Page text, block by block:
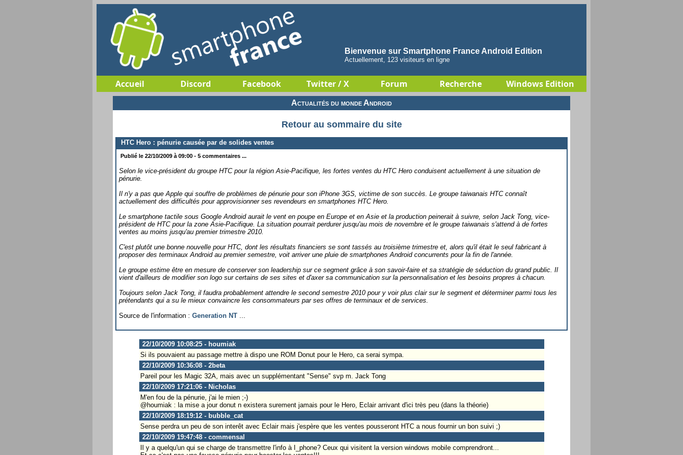
Bienvenue sur Smartphone France Android Edition
Actuellement, 123 visiteurs en ligne
Accueil Discord Facebook Twitter / X Forum Recherche Windows Edition
Actualités du monde Android
Retour au sommaire du site
HTC Hero : pénurie causée par de solides ventes
Publié le 22/10/2009 à 09:00 - 5 commentaires ...
Selon le vice-président du groupe HTC pour la région Asie-Pacifique, les fortes ventes du HTC Hero conduisent actuellement à une situation de
pénurie.
Il n'y a pas que Apple qui souffre de problèmes de pénurie pour son iPhone 3GS, victime de son succès. Le groupe taiwanais HTC connaît
actuellement des difficultés pour approvisionner ses revendeurs en smartphones HTC Hero.
Le smartphone tactile sous Google Android aurait le vent en poupe en Europe et en Asie et la production peinerait à suivre, selon Jack Tong, vice-
président de HTC pour la zone Asie-Pacifique. La situation pourrait perdurer jusqu'au mois de novembre et le groupe taiwanais s'attend à de fortes
ventes au moins jusqu'au premier trimestre 2010.
C'est plutôt une bonne nouvelle pour HTC, dont les résultats financiers se sont tassés au troisième trimestre et, alors qu'il était le seul fabricant à
proposer des terminaux Android au premier semestre, voit arriver une pluie de smartphones Android concurrents pour la fin de l'année.
Le groupe estime être en mesure de conserver son leadership sur ce segment grâce à son savoir-faire et sa stratégie de séduction du grand public. Il
vient d'ailleurs de modifier son logo sur certains de ses sites et d'axer sa communication sur la personnalisation et les besoins propres à chacun.
Toujours selon Jack Tong, il faudra probablement attendre le second semestre 2010 pour y voir plus clair sur le segment et déterminer parmi tous les
prétendants qui a su le mieux convaincre les consommateurs par ses offres de terminaux et de services.
Source de l'information : Generation NT
22/10/2009 10:08:25 - houmiak
Si ils pouvaient au passage mettre à dispo une ROM Donut pour le Hero, ca serai sympa.
22/10/2009 10:36:08 - 2beta
Pareil pour les Magic 32A, mais avec un supplémentant "Sense" svp m. Jack Tong
22/10/2009 17:21:06 - Nicholas
M'en fou de la pénurie, j'ai le mien ;-)
@houmiak : la mise a jour donut n existera surement jamais pour le Hero, Eclair arrivant d'ici très peu (dans la théorie)
22/10/2009 18:19:12 - bubble_cat
Sense perdra un peu de son interêt avec Eclair mais j'espère que les ventes pousseront HTC a nous fournir un bon suivi ;)
22/10/2009 19:47:48 - commensal
Il y a quelqu'un qui se charge de transmettre l'info à I_phone? Ceux qui visitent la version windows mobile comprendront...